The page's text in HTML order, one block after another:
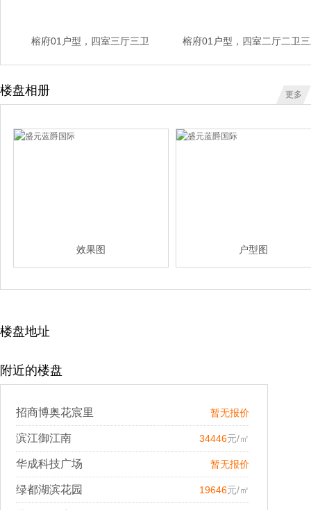
榕府01户型，四室三厅三卫 榕府01户型，四室二厅二卫
楼盘相册 更多
效果图 户型图
楼盘地址
附近的楼盘
招商博奥花宸里 暂无报价
滨江御江南 34446元/㎡
华成科技广场 暂无报价
绿都湖滨花园 19646元/㎡